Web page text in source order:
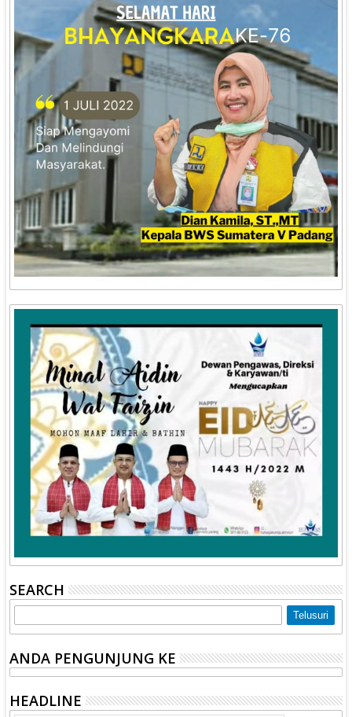
SEARCH
ANDA PENGUNJUNG KE
HEADLINE